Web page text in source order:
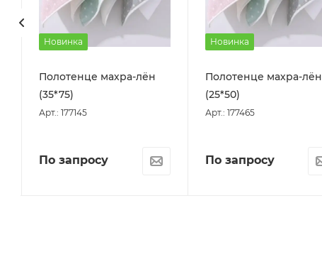
Новинка
Полотенце махра-лён
(35*75)
Арт.: 177145
По запросу
Новинка
Полотенце махра-лён
(25*50)
Арт.: 177465
По запросу